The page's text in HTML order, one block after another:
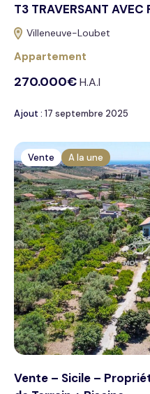
T3 TRAVERSANT AVEC
Villeneuve-Loubet
Appartement
270.000€H.A.I
Ajout : 17 septembre 2025
Vente A la une
Vente – Sicile –